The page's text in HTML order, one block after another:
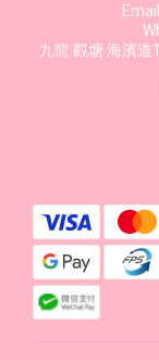
九龍 觀塘 海濱